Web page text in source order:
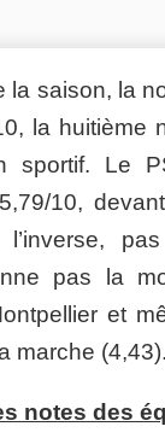
la saison, la
la huitième
sportif. Le
10,
pas la
et
marche (4,43).
notes des